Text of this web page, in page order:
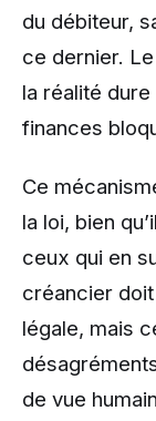
du débiteur,
ce dernier.
la réalité dure
finances
Ce
la loi, bien
ceux qui en
créancier
légale, mais
de vue